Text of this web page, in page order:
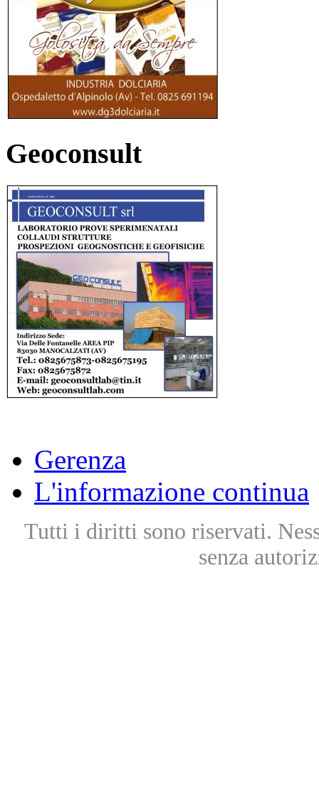
Geoconsult
Gerenza
L'informazione continua
Tutti i diritti sono riservati.
senza